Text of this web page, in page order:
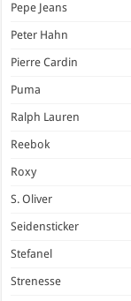
Pepe Jeans
Peter Hahn
Pierre Cardin
Puma
Ralph Lauren
Reebok
Roxy
S. Oliver
Seidensticker
Stefanel
Strenesse